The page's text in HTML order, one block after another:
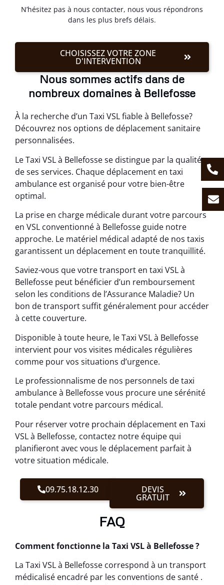
N’hésitez pas à nous contacter, nous vous répondrons
dans les plus brefs délais.
CHOISISSEZ VOTRE ZONE
D'INTERVENTION
Nous sommes actifs dans de
nombreux domaines à Bellefosse
À la recherche d’un Taxi VSL fiable à Bellefosse?
Découvrez nos options de déplacement sanitaire
personnalisées.
Le Taxi VSL à Bellefosse se distingue par la qualité
de ses services. Chaque déplacement en taxi
ambulance est organisé pour votre bien-être
optimal.
La prise en charge médicale durant votre parcours
en VSL conventionné à Bellefosse guide notre
approche. Le matériel médical adapté de nos taxis
garantissent un déplacement en toute tranquillité.
Saviez-vous que votre transport en taxi VSL à
Bellefosse peut bénéficier d’un remboursement
selon les conditions de l’Assurance Maladie? Un
bon de transport suffit généralement pour accéder
à cette couverture.
Disponible à toute heure, le Taxi VSL à Bellefosse
intervient pour vos visites médicales régulières
comme pour vos situations d’urgence.
Le professionnalisme de nos personnels de taxi
ambulance à Bellefosse vous procure une sérénité
totale pendant votre parcours médical.
Pour réserver votre prochain déplacement en Taxi
VSL à Bellefosse, contactez notre équipe qui
planifieront avec vous le déplacement parfait à
votre situation médicale.
09.75.18.12.30 DEVIS
GRATUIT
FAQ
Comment fonctionne la Taxi VSL à Bellefosse ?
La Taxi VSL à Bellefosse correspond à un transport
médicalisé encadré par les conventions de santé .